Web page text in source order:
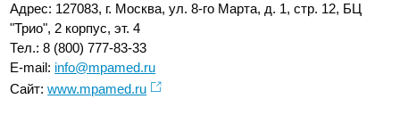
Адрес: 127083, г. Москва, ул. 8-го Марта, д. 1, стр. 12, БЦ
"Трио", 2 корпус, эт. 4
Тел.: 8 (800) 777-83-33
E-mail: info@mpamed.ru
Сайт:www.mpamed.ru